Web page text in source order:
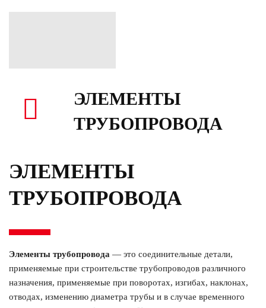
ЭЛЕМЕНТЫ
ТРУБОПРОВОДА
ЭЛЕМЕНТЫ
ТРУБОПРОВОДА
Элементы трубопровода — это соединительные детали,
применяемые при строительстве трубопроводов различного
назначения, применяемые при поворотах, изгибах, наклонах,
отводах, изменению диаметра трубы и в случае временного